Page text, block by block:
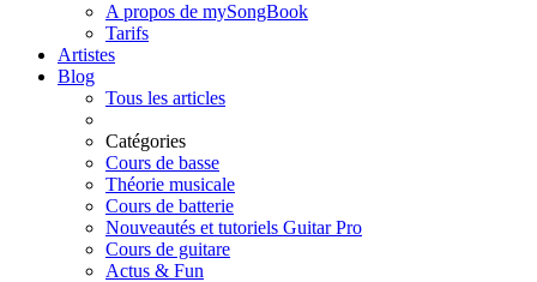
A propos de mySongBook
Tarifs
Artistes
Blog
Tous les articles
Catégories
Cours de basse
Théorie musicale
Cours de batterie
Nouveautés et tutoriels Guitar Pro
Cours de guitare
Actus & Fun